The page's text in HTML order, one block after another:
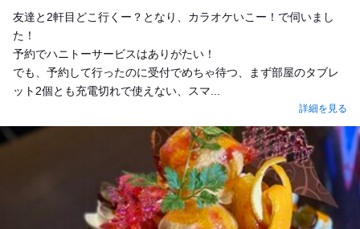
友達と2軒目どこ行くー？となり、カラオケいこー！で伺いまし
た！
予約でハニトーサービスはありがたい！
でも、予約して行ったのに受付でめちゃ待つ、まず部屋のタブレ
ット2個とも充電切れで使えない、スマ...
詳細を見る